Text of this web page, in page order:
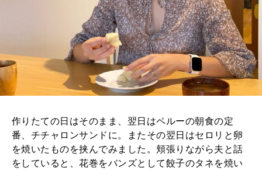
作りたての日はそのまま、翌日はペルーの朝食の定
番、チチャロンサンドに。またその翌日はセロリと卵
を焼いたものを挟んでみました。頬張りながら夫と話
をしていると、花巻をバンズとして餃子のタネを焼い